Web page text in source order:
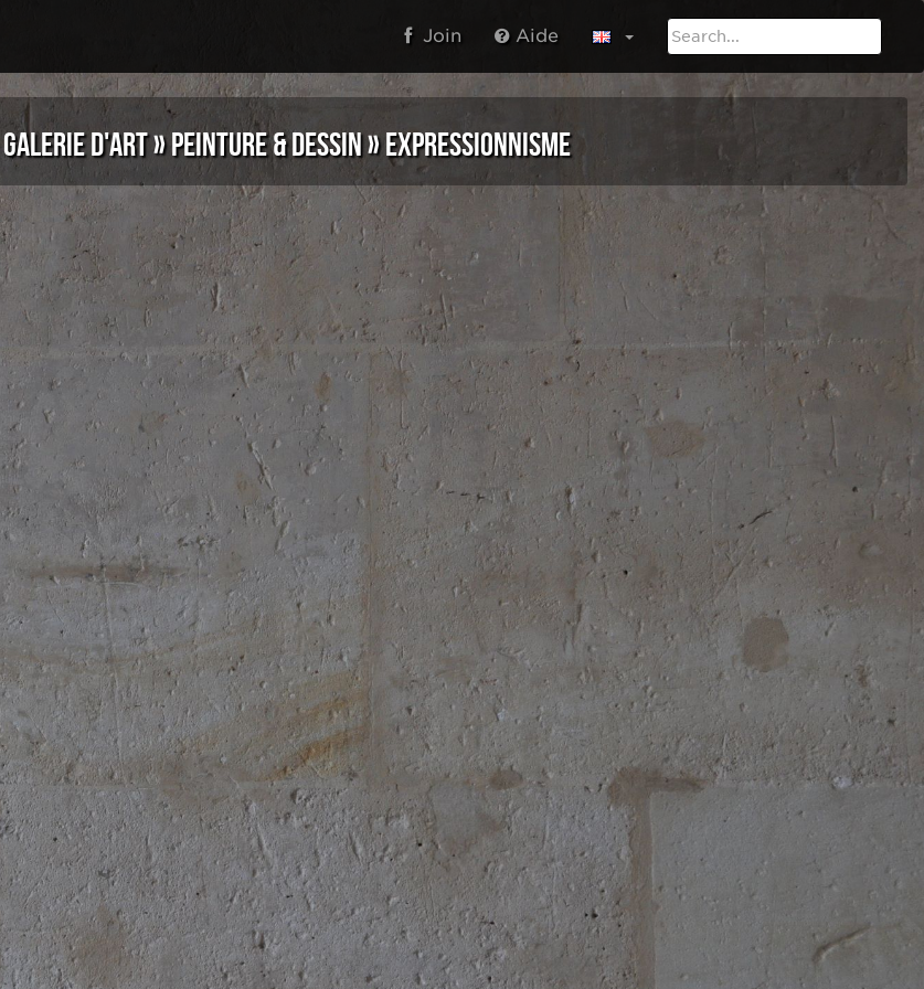
Join Aide
GALERIE D'ART»PEINTURE & DESSIN»EXPRESSIONNISME